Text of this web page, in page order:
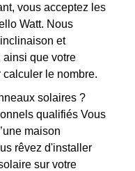
vous acceptez les
Watt. Nous
et
ainsi que votre
calculer le nombre.
solaires ?
qualifiés Vous
maison
rêvez d'installer
sur votre